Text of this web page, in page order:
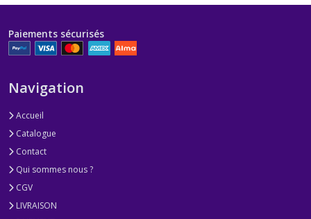
Paiements sécurisés
Navigation
Accueil
Catalogue
Contact
Qui sommes nous ?
CGV
LIVRAISON